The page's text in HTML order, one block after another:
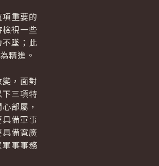
重要的
視一些
墜；此
精進。
，面對
三項特
部屬，
備軍事
備寬廣
事事務